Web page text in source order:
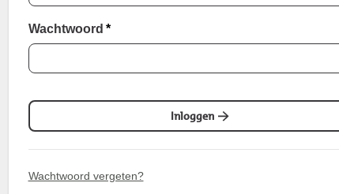
Wachtwoord *
Inloggen
Wachtwoord vergeten?